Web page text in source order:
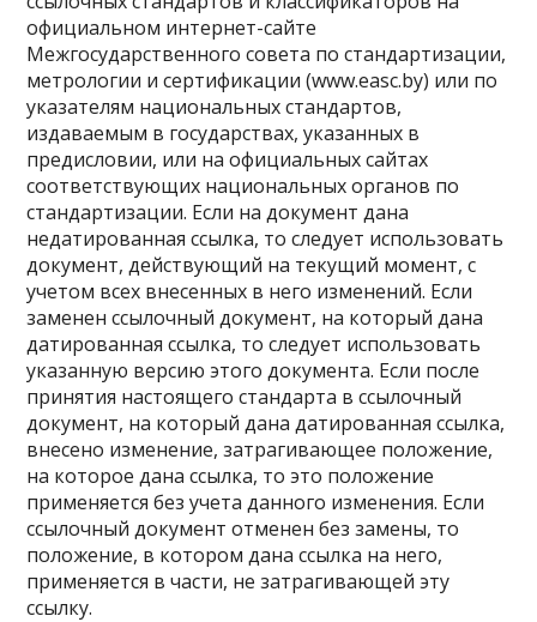
официальном интернет-сайте
Межгосударственного совета по стандартизации,
метрологии и сертификации (www.easc.by) или по
указателям национальных стандартов,
издаваемым в государствах, указанных в
предисловии, или на официальных сайтах
соответствующих национальных органов по
стандартизации. Если на документ дана
недатированная ссылка, то следует использовать
документ, действующий на текущий момент, с
учетом всех внесенных в него изменений. Если
заменен ссылочный документ, на который дана
датированная ссылка, то следует использовать
указанную версию этого документа. Если после
принятия настоящего стандарта в ссылочный
документ, на который дана датированная ссылка,
внесено изменение, затрагивающее положение,
на которое дана ссылка, то это положение
применяется без учета данного изменения. Если
ссылочный документ отменен без замены, то
положение, в котором дана ссылка на него,
применяется в части, не затрагивающей эту
ссылку.